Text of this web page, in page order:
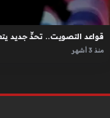
قواعد التصويت.. تحدٍّ جديد
منذ 3 أشهر